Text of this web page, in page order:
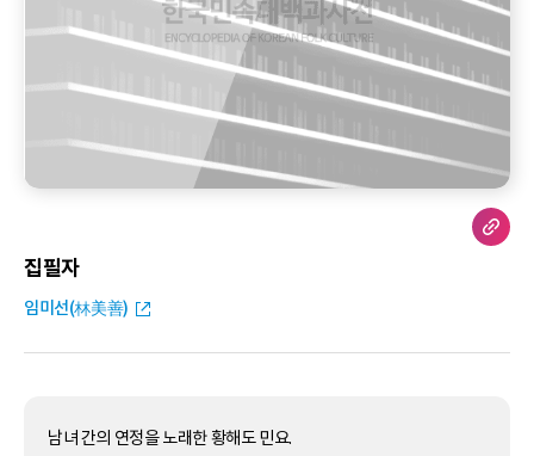
집필자
임미선(林美善)
남녀 간의 연정을 노래한 황해도 민요.